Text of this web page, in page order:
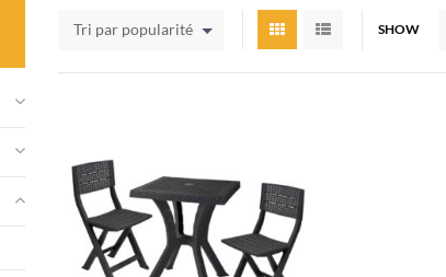
Tri par popularité SHOW